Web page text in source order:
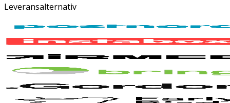
Leveransalternativ